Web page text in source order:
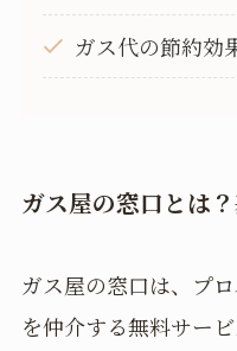
ガス代の節約効
ガス屋の窓口とは
ガス屋の窓口は、プ
を仲介する無料サー